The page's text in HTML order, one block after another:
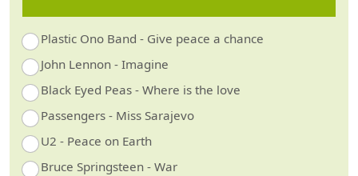
Plastic Ono Band - Give peace a chance
John Lennon - Imagine
Black Eyed Peas - Where is the love
Passengers - Miss Sarajevo
U2 - Peace on Earth
Bruce Springsteen - War